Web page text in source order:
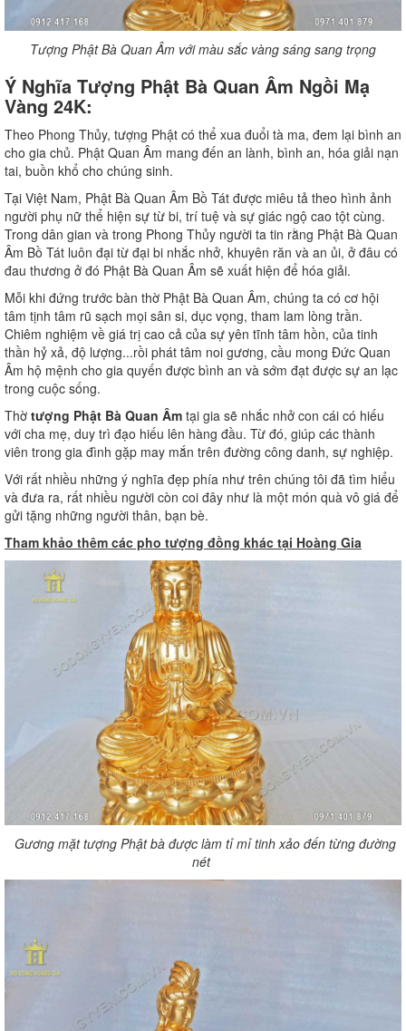
Tượng Phật Bà Quan Âm với màu sắc vàng sáng sang trọng
Ý Nghĩa Tượng Phật Bà Quan Âm Ngồi Mạ
Vàng 24K:
Theo Phong Thủy, tượng Phật có thể xua đuổi tà ma, đem lại bình an
cho gia chủ. Phật Quan Âm mang đến an lành, bình an, hóa giải nạn
tai, buồn khổ cho chúng sinh.
Tại Việt Nam, Phật Bà Quan Âm Bồ Tát được miêu tả theo hình ảnh
người phụ nữ thể hiện sự từ bi, trí tuệ và sự giác ngộ cao tột cùng.
Trong dân gian và trong Phong Thủy người ta tin rằng Phật Bà Quan
Âm Bồ Tát luôn đại từ đại bi nhắc nhở, khuyên răn và an ủi, ở đâu có
đau thương ở đó Phật Bà Quan Âm sẽ xuất hiện để hóa giải.
Mỗi khi đứng trước bàn thờ Phật Bà Quan Âm, chúng ta có cơ hội
tâm tịnh tâm rũ sạch mọi sân si, dục vọng, tham lam lòng trần.
Chiêm nghiệm về giá trị cao cả của sự yên tĩnh tâm hồn, của tinh
thần hỷ xả, độ lượng...rồi phát tâm noi gương, cầu mong Đức Quan
Âm hộ mệnh cho gia quyến được bình an và sớm đạt được sự an lạc
trong cuộc sống.
Thờ tượng Phật Bà Quan Âm tại gia sẽ nhắc nhở con cái có hiếu
với cha mẹ, duy trì đạo hiếu lên hàng đầu. Từ đó, giúp các thành
viên trong gia đình gặp may mắn trên đường công danh, sự nghiệp.
Với rất nhiều những ý nghĩa đẹp phía như trên chúng tôi đã tìm hiểu
và đưa ra, rất nhiều người còn coi đây như là một món quà vô giá để
gửi tặng những người thân, bạn bè.
Tham khảo thêm các pho tượng đồng khác tại Hoàng Gia
Gương mặt tượng Phật bà được làm tỉ mỉ tinh xảo đến từng đường
nét